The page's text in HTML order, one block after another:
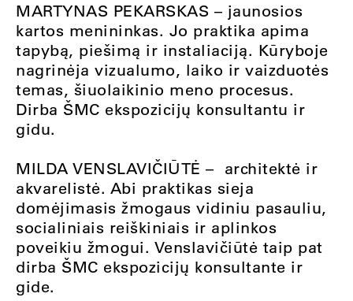
MARTYNAS PEKARSKAS – jaunosios
kartos menininkas. Jo praktika apima
tapybą, piešimą ir instaliaciją. Kūryboje
nagrinėja vizualumo, laiko ir vaizduotės
temas, šiuolaikinio meno procesus.
Dirba ŠMC ekspozicijų konsultantu ir
gidu.
MILDA VENSLAVIČIŪTĖ – architektė ir
akvarelistė. Abi praktikas sieja
domėjimasis žmogaus vidiniu pasauliu,
socialiniais reiškiniais ir aplinkos
poveikiu žmogui. Venslavičiūtė taip pat
dirba ŠMC ekspozicijų konsultante ir
gide.